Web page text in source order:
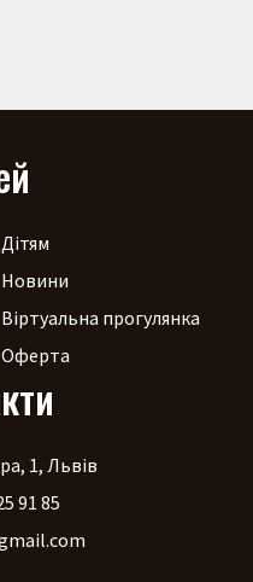
Дітям
Новини
Віртуальна прогулянка
Оферта
1, Львів
91 85